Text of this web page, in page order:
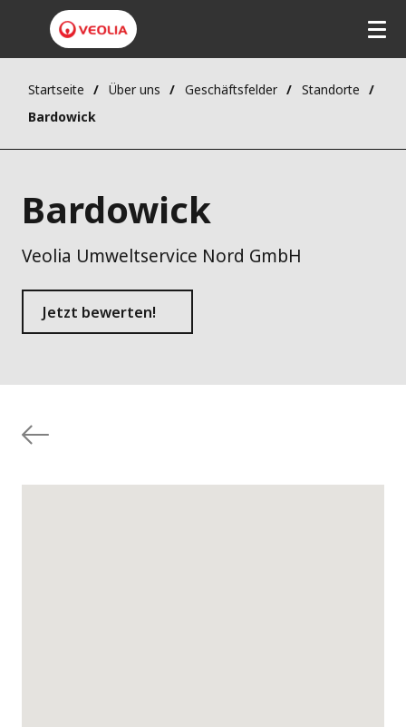
Startseite Über uns Geschäftsfelder
Standorte
Bardowick
Bardowick
Veolia Umweltservice Nord GmbH
Jetzt bewerten!